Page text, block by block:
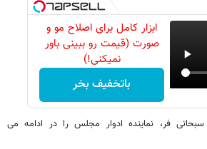
ابزار کامل برای اصلاح مو و
صورت (قیمت رو ببینی باور
نمیکنی!)
باتخفیف بخر
فر، نماینده ادوار مجلس را در ادامه می